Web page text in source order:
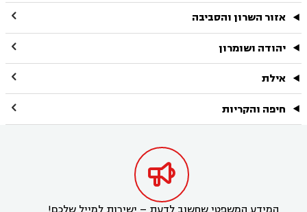
אזור השרון והסביבה 
יהודה ושומרון 
אילת 
חיפה והקריות 
